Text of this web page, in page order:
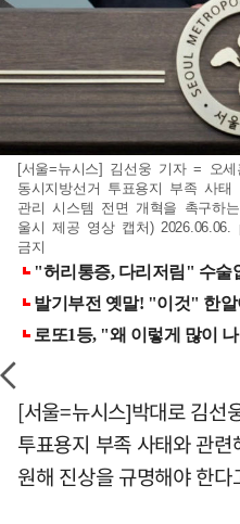
[서울=뉴시스] 김선웅 기자 = 오
동시지방선거 투표용지 부족 사
관리 시스템 전면 개혁을 촉구하
울시 제공 영상 캡처) 2026.06.06.
금지
[서울=뉴시스]박대로 김선
투표용지 부족 사태와 관
원해 진상을 규명해야 한다